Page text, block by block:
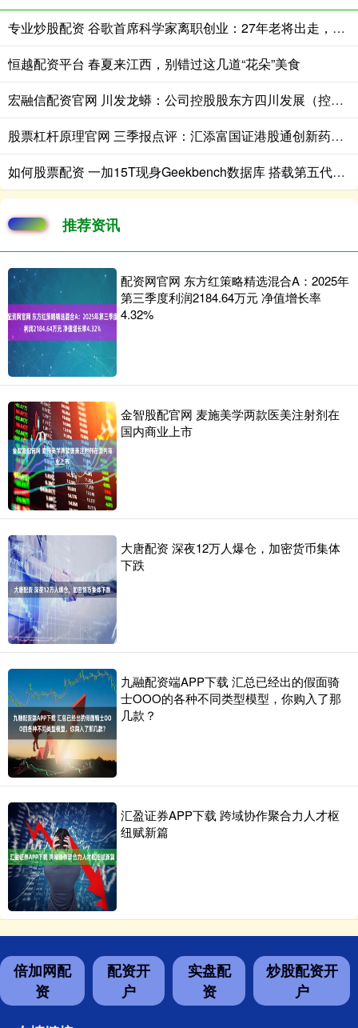
专业炒股配资 谷歌首席科学家离职创业：27年老将出走，带走一支顶级AI团队
恒越配资平台 春夏来江西，别错过这几道“花朵”美食
宏融信配资官网 川发龙蟒：公司控股股东方四川发展（控股）公司自身拥有丰富的磷矿等稀缺资源
股票杠杆原理官网 三季报点评：汇添富国证港股通创新药ETF基金季度涨幅28.52%
如何股票配资 一加15T现身Geekbench数据库 搭载第五代骁龙8至尊版
推荐资讯
配资网官网 东方红策略精选混合A：2025年
第三季度利润2184.64万元 净值增长率
4.32%
金智股配官网 麦施美学两款医美注射剂在
国内商业上市
大唐配资 深夜12万人爆仓，加密货币集体
下跌
九融配资端APP下载 汇总已经出的假面骑
士OOO的各种不同类型模型，你购入了那
几款？
汇盈证券APP下载 跨域协作聚合力人才枢
纽赋新篇
倍加网配
资
配资开
户
实盘配
资
炒股配资开
户